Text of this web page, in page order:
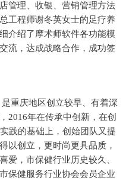
管理、收银、营销管理方法
工程师谢冬英女士的足疗养
介绍了摩术师软件各功能模
流，达成战略合作，成功签
重庆地区创立较早、有着深
2016年在传承中创新，在创
践的基础上，创始团队又提
以创立，更时尚更具品质，
爱，市保健行业历史较久、
保健服务行业协会会员企业